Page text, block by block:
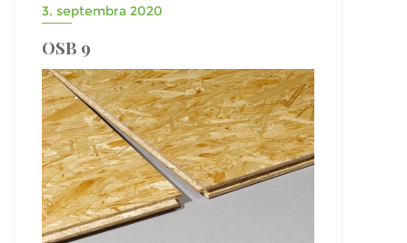
3. septembra 2020
OSB 9